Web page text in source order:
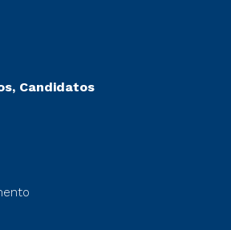
Candidatos